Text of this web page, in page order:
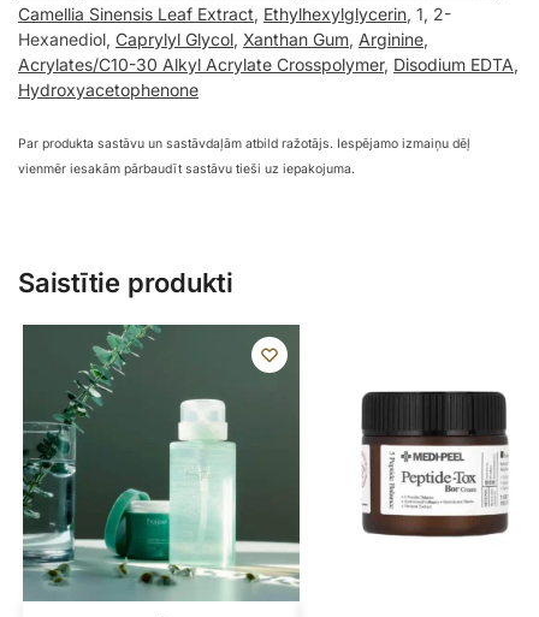
Camellia Sinensis Leaf Extract, Ethylhexylglycerin, 1, 2-
Hexanediol, Caprylyl Glycol, Xanthan Gum, Arginine,
Acrylates/C10-30 Alkyl Acrylate Crosspolymer, Disodium EDTA,
Hydroxyacetophenone
Par produkta sastāvu un sastāvdaļām atbild ražotājs. Iespējamo izmaiņu dēļ
vienmēr iesakām pārbaudīt sastāvu tieši uz iepakojuma.
Saistītie produkti